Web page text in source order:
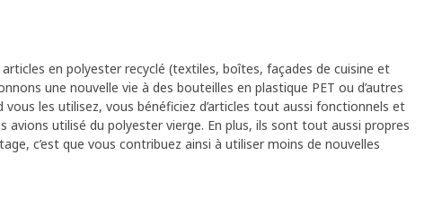
en polyester recyclé (textiles, boîtes, façades de cuisine et
une nouvelle vie à des bouteilles en plastique PET ou d’autres
vous les utilisez, vous bénéficiez d’articles tout aussi fonctionnels et
avions utilisé du polyester vierge. En plus, ils sont tout aussi propres
c’est que vous contribuez ainsi à utiliser moins de nouvelles